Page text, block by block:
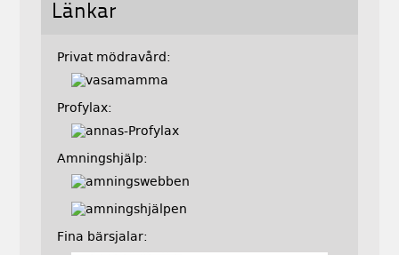
Länkar
Privat mödravård:
Profylax:
Amningshjälp:
Fina bärsjalar: